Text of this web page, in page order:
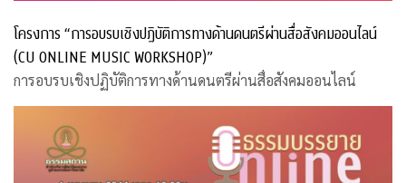
โครงการ “การอบรบเชิงปฏิบัติการทางด้านดนตรีผ่านสื่อสังคมออนไลน์
(CU ONLINE MUSIC WORKSHOP)”
การอบรบเชิงปฏิบัติการทางด้านดนตรีผ่านสื่อสังคมออนไลน์